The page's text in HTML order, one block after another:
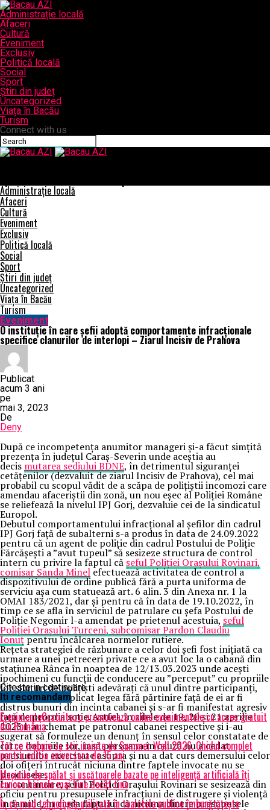
Administrație locală
Afaceri
Cultură
Eveniment
Exclusiv
Politică locală
Social
Sport
Știri din județ
Uncategorized
Viața în Bacău
Turism
Connect with us
Administrație locală
Afaceri
Cultură
Eveniment
Exclusiv
Politică locală
Social
Sport
Știri din județ
Uncategorized
Viața în Bacău
Turism
Eveniment
O instituție în care șefii adoptă comportamente infracționale
specifice clanurilor de interlopi – Ziarul Incisiv de Prahova
Publicat
acum 3 ani
pe
mai 3, 2023
De
Deny
După ce incompetența anumitor manageri și-a făcut simțită
prezența în județul Caraș-Severin unde aceștia au
decis mutarea sediului BDNE, în detrimentul siguranței
cetățenilor (dezvaluit de ziarul Incisiv de Prahova), cel mai
probabil cu scopul vădit de a scăpa de polițiștii incomozi care
amendau afaceriștii din zonă, un nou eșec al Poliției Române
se reliefează la nivelul IPJ Gorj, dezvaluie cei de la sindicatul
Europol.
Debutul comportamentului infracțional al șefilor din cadrul
IPJ Gorj față de subalterni s-a produs în data de 24.09.2022
pentru că un agent de poliție din cadrul Postului de Poliție
Fărcășești a ”avut tupeul” să sesizeze structura de control
intern cu privire la faptul cășeful Poliției Orașului Rovinari,
comisar Sanda Minel efectuează activitatea de control a
dispozitivului de ordine publică fără a purta uniforma de
serviciu așa cum statuează art. 6 alin. 3 din Anexa nr. 1 la
OMAI 183/2021, dar și pentru că în data de 19.10.2022, în
timp ce se afla în serviciul de patrulare cu șefa Postului de
Poliție Negomir l-a amendat pe prietenul acestuia, șeful
Poliției Orașului Turceni, subcomisar Pardon Claudiu
Ionuțpentru încălcarea normelor rutiere.
Rețeta strategiei de răzbunare a celor doi șefi fost inițiată ca
urmare a unei petreceri private ce a avut loc la o cabană din
stațiunea Rânca în noaptea de 12/13.03.2023 unde acești
ipochimeni cu funcții de conducere au ”perceput” cu propriile
lor simțuri de polițiști adevărați că unul dintre participanți,
agentul care a aplicat legea fără părtinire față de ei ar fi
distrus bunuri din incinta cabanei și s-ar fi manifestat agresiv
față de propria soție. Astfel, în zilele de 19, 20 și 21 aprilie
2023 l-au chemat pe patronul cabanei respective și i-au
sugerat să formuleze un denunț în sensul celor constatate de
către domniile lor, însă persoana în cauză nu a cedat
presiunilor exercitate asupra și nu a dat curs demersului celor
doi ofițeri întrucât niciuna dintre faptele invocate nu se
produsese.
În continuare, șeful Poliției Orașului Rovinari se sesizează din
oficiu pentru presupusele infracțiuni de distrugere și violență
în familie, în ciuda faptului că niciuna dintre presupusele
Citeste in continuare
Iti recomandam
EvenimenteGratuite.ro promovează online evenimentele cu acces gratuit
din România
Tot ce trebuie sa stii inainte de Summer Well 2026. Ghidul complet
pentru editia aniversara de 15 ani
Mașinile de spălat și uscătoarele bazate pe inteligență artificială îți
cunosc hainele mai bine decât tine
În ce mod tehnologia utilizată în toaletele publice îmbunătățește